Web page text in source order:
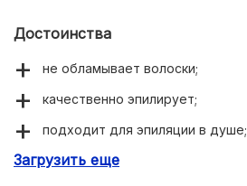
Достоинства
не обламывает волоски;
качественно эпилирует;
подходит для эпиляции в душе;
приятный глазу дизайн.
Загрузить еще